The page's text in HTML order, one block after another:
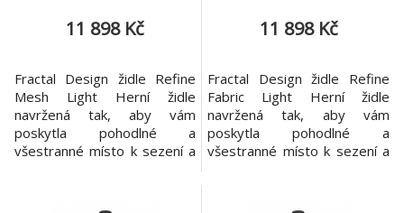
11 898 Kč
Fractal Design židle Refine
Mesh Light Herní židle
navržená tak, aby vám
poskytla pohodlné a
všestranné místo k sezení a
11 898 Kč
Fractal Design židle Refine
Fabric Light Herní židle
navržená tak, aby vám
poskytla pohodlné a
všestranné místo k sezení a